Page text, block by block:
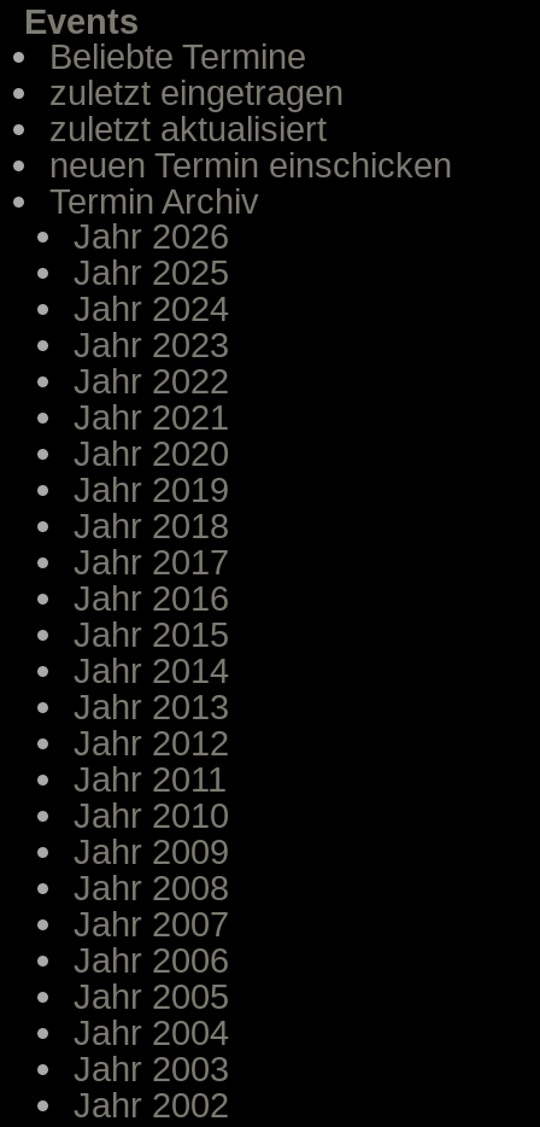
Events
Beliebte Termine
zuletzt eingetragen
zuletzt aktualisiert
neuen Termin einschicken
Termin Archiv
Jahr 2026
Jahr 2025
Jahr 2024
Jahr 2023
Jahr 2022
Jahr 2021
Jahr 2020
Jahr 2019
Jahr 2018
Jahr 2017
Jahr 2016
Jahr 2015
Jahr 2014
Jahr 2013
Jahr 2012
Jahr 2011
Jahr 2010
Jahr 2009
Jahr 2008
Jahr 2007
Jahr 2006
Jahr 2005
Jahr 2004
Jahr 2003
Jahr 2002